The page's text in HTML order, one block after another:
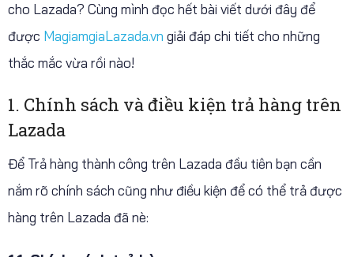
cho Lazada? Cùng mình đọc hết bài viết dưới đây để
được MagiamgiaLazada.vn giải đáp chi tiết cho những
thắc mắc vừa rồi nào!
1. Chính sách và điều kiện trả hàng trên
Lazada
Để Trả hàng thành công trên Lazada đầu tiên bạn cần
nắm rõ chính sách cũng như điều kiện để có thể trả được
hàng trên Lazada đã nè: